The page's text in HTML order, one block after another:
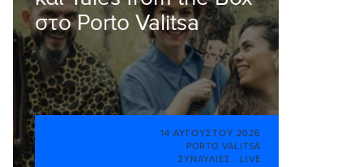
στο Porto Valitsa
14 ΑΥΓΟΎΣΤΟΥ 2026
PORTO VALITSA
ΣΥΝΑΥΛΊΕΣ - LIVE